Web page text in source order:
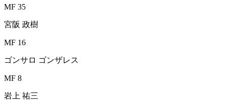
MF 35
宮阪 政樹
MF 16
ゴンサロ ゴンザレス
MF 8
岩上 祐三